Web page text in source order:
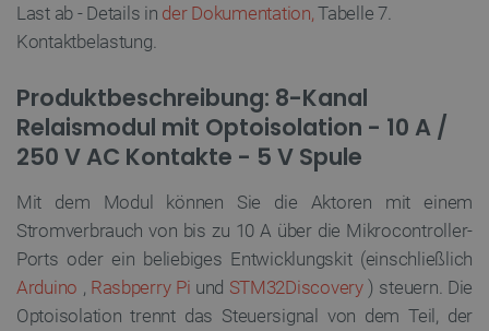
Last ab - Details in der Dokumentation, Tabelle 7.
Kontaktbelastung.
Produktbeschreibung: 8-Kanal
Relaismodul mit Optoisolation - 10 A /
250 V AC Kontakte - 5 V Spule
Mit dem Modul können Sie die Aktoren mit einem
Stromverbrauch von bis zu 10 A über die Mikrocontroller-
Ports oder ein beliebiges Entwicklungskit (einschließlich
Arduino , Rasbperry Pi und STM32Discovery) steuern. Die
Optoisolation trennt das Steuersignal von dem Teil, der